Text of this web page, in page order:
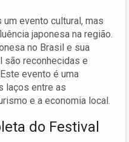
evento cultural, mas
japonesa na região.
no Brasil e sua
são reconhecidas e
evento é uma
laços entre as
e a economia local.
do Festival